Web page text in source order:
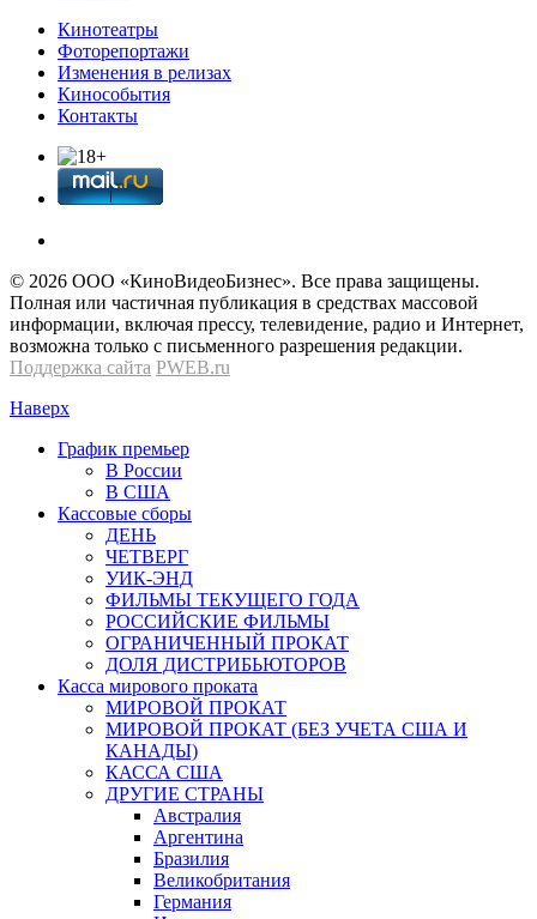
Кинотеатры
Фоторепортажи
Изменения в релизах
Кинособытия
Контакты
© 2026 OOО «КиноВидеоБизнес». Все права защищены.
Полная или частичная публикация в средствах массовой
информации, включая прессу, телевидение, радио и Интернет,
возможна только с письменного разрешения редакции.
Поддержка сайта PWEB.ru
Наверх
График премьер
В России
В США
Кассовые сборы
ДЕНЬ
ЧЕТВЕРГ
УИК-ЭНД
ФИЛЬМЫ ТЕКУЩЕГО ГОДА
РОССИЙСКИЕ ФИЛЬМЫ
ОГРАНИЧЕННЫЙ ПРОКАТ
ДОЛЯ ДИСТРИБЬЮТОРОВ
Касса мирового проката
МИРОВОЙ ПРОКАТ
МИРОВОЙ ПРОКАТ (БЕЗ УЧЕТА США И
КАНАДЫ)
КАССА США
ДРУГИЕ СТРАНЫ
Австралия
Аргентина
Бразилия
Великобритания
Германия